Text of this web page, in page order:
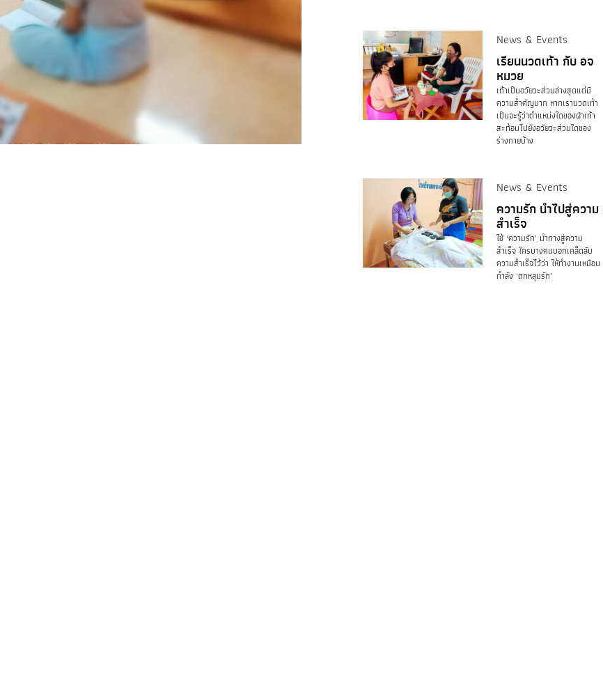
News & Events
เรียนนวดเท้า กับ อจ
หมวย
เท้าเป็นอวัยวะส่วนล่างสุดแต่มี
ความสำคัญมาก หากเรานวดเท้า
เป็นจะรู้ว่าตำแหน่งใดของฝ่าเท้า
สะท้อนไปยังอวัยวะส่วนใดของ
ร่างกายบ้าง
News & Events
ความรัก นำไปสู่ความ
สำเร็จ
ใช้ ‘ความรัก’ นำทางสู่ความ
สำเร็จ ใครบางคนบอกเคล็ดลับ
ความสำเร็จไว้ว่า ให้ทำงานเหมือน
กำลัง ‘ตกหลุมรัก’